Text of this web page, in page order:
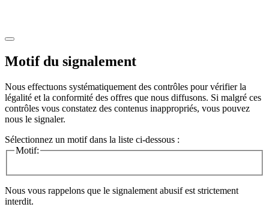
Motif du signalement
Nous effectuons systématiquement des contrôles pour vérifier la
légalité et la conformité des offres que nous diffusons. Si malgré ces
contrôles vous constatez des contenus inappropriés, vous pouvez
nous le signaler.
Sélectionnez un motif dans la liste ci-dessous :
Motif:
Nous vous rappelons que le signalement abusif est strictement
interdit.